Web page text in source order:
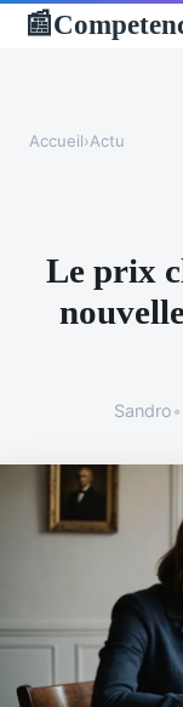
📰
Accueil›Actu
Le prix
Sandro•